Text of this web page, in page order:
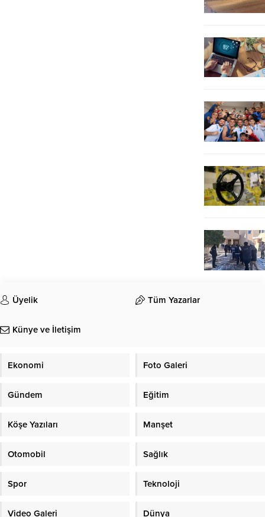
Üyelik Tüm Yazarlar
Künye ve İletişim
Ekonomi Foto Galeri
Gündem Eğitim
Köşe Yazıları Manşet
Otomobil Sağlık
Spor Teknoloji
Video Galeri Dünya